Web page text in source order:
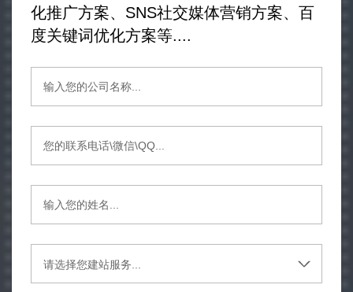
化推广方案、SNS社交媒体营销方案、百
度关键词优化方案等....